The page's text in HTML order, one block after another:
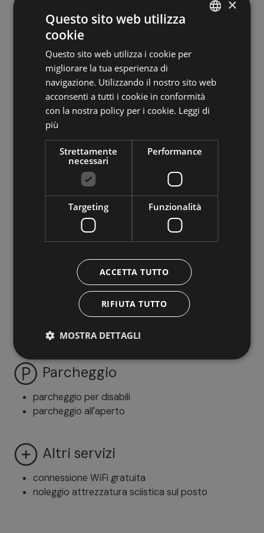
Posizione
posizione tranquilla
Benessere
bagno turco
All'aperto
Family
area giochi all'aperto
Parcheggio
parcheggio per disabili
parcheggio all'aperto
Altri servizi
connessione WiFi gratuita
noleggio attrezzatura sciistica sul posto
ENGLISH
×
Questo sito web utilizza
cookie
Questo sito web utilizza i cookie per
migliorare la tua esperienza di
navigazione. Utilizzando il nostro sito web
acconsenti a tutti i cookie in conformità
con la nostra policy per i cookie. Leggi di
più
Strettamente
necessari
Performance
Targeting Funzionalità
ACCETTA TUTTO
RIFIUTA TUTTO
MOSTRA DETTAGLI